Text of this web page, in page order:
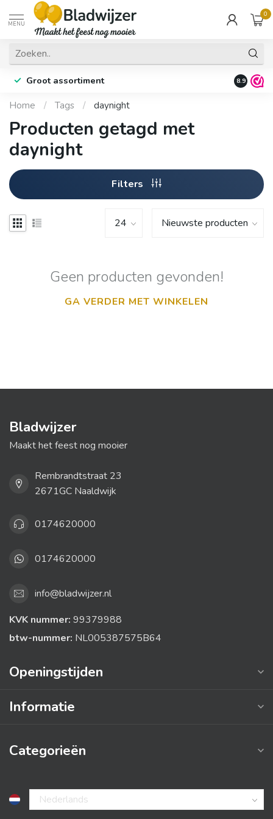
MENU
0
Groot assortiment Fysieke
8.9
Home / Tags / daynight
Producten getagd met
daynight
Filters
Geen producten gevonden!
GA VERDER MET WINKELEN
Bladwijzer
Maakt het feest nog mooier
Rembrandtstraat 23
2671GC Naaldwijk
0174620000
0174620000
info@bladwijzer.nl
KVK nummer: 99379988
btw-nummer: NL005387575B64
Openingstijden
Informatie
Categorieën